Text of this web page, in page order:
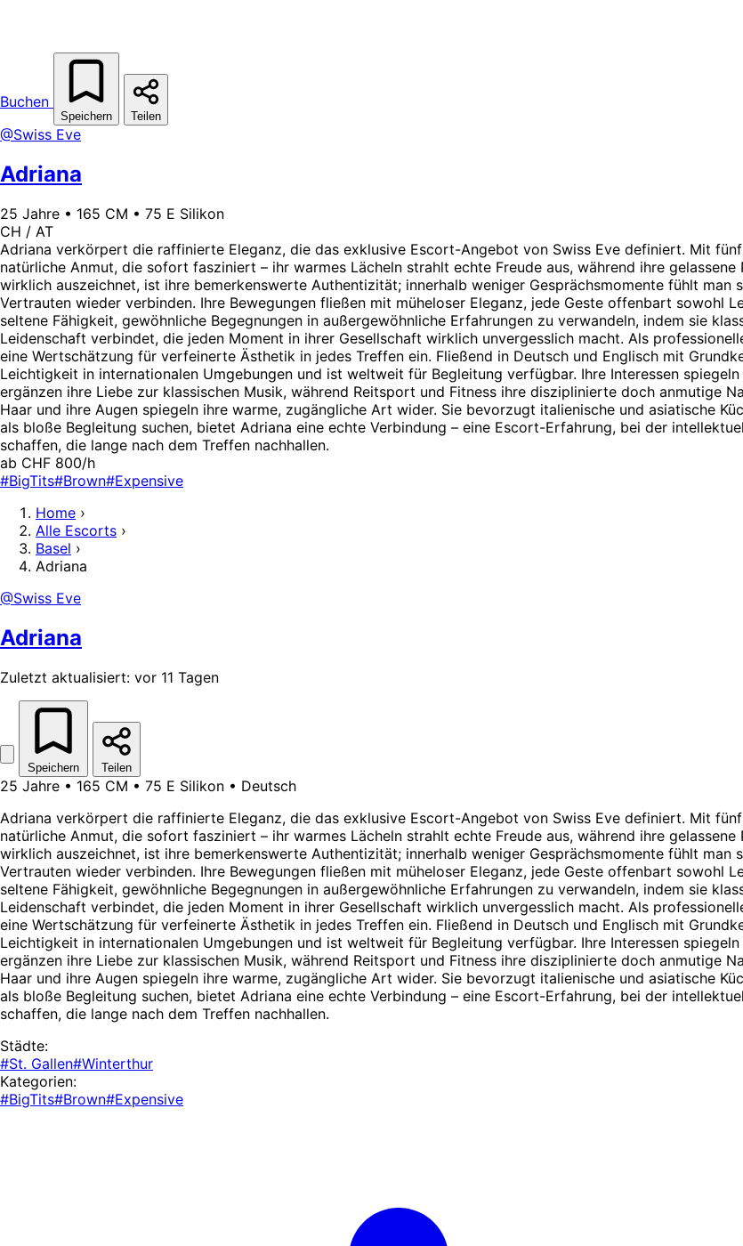
Buchen
Speichern Teilen
@Swiss Eve
Adriana
25 Jahre • 165 CM • 75 E Silikon
CH / AT
Adriana verkörpert die raffinierte Eleganz, die das exklusive Escort-Angebot von Swiss Eve definiert. Mit
natürliche Anmut, die sofort fasziniert – ihr warmes Lächeln strahlt echte Freude aus, während ihre
wirklich auszeichnet, ist ihre bemerkenswerte Authentizität; innerhalb weniger Gesprächsmomente fühlt
Vertrauten wieder verbinden. Ihre Bewegungen fließen mit müheloser Eleganz, jede Geste offenbart sowohl
seltene Fähigkeit, gewöhnliche Begegnungen in außergewöhnliche Erfahrungen zu verwandeln, indem sie
Leidenschaft verbindet, die jeden Moment in ihrer Gesellschaft wirklich unvergesslich macht. Als
eine Wertschätzung für verfeinerte Ästhetik in jedes Treffen ein. Fließend in Deutsch und Englisch mit
Leichtigkeit in internationalen Umgebungen und ist weltweit für Begleitung verfügbar. Ihre Interessen
ergänzen ihre Liebe zur klassischen Musik, während Reitsport und Fitness ihre disziplinierte doch anmutige
Haar und ihre Augen spiegeln ihre warme, zugängliche Art wider. Sie bevorzugt italienische und asiatische
als bloße Begleitung suchen, bietet Adriana eine echte Verbindung – eine Escort-Erfahrung, bei der
schaffen, die lange nach dem Treffen nachhallen.
ab CHF 800/h
#BigTits#Brown#Expensive
Home ›
Alle Escorts ›
Basel ›
Adriana
@Swiss Eve
Adriana
Zuletzt aktualisiert: vor 11 Tagen
Speichern Teilen
25 Jahre • 165 CM • 75 E Silikon • Deutsch
Adriana verkörpert die raffinierte Eleganz, die das exklusive Escort-Angebot von Swiss Eve definiert. Mit
natürliche Anmut, die sofort fasziniert – ihr warmes Lächeln strahlt echte Freude aus, während ihre
wirklich auszeichnet, ist ihre bemerkenswerte Authentizität; innerhalb weniger Gesprächsmomente fühlt
Vertrauten wieder verbinden. Ihre Bewegungen fließen mit müheloser Eleganz, jede Geste offenbart sowohl
seltene Fähigkeit, gewöhnliche Begegnungen in außergewöhnliche Erfahrungen zu verwandeln, indem sie
Leidenschaft verbindet, die jeden Moment in ihrer Gesellschaft wirklich unvergesslich macht. Als
eine Wertschätzung für verfeinerte Ästhetik in jedes Treffen ein. Fließend in Deutsch und Englisch mit
Leichtigkeit in internationalen Umgebungen und ist weltweit für Begleitung verfügbar. Ihre Interessen
ergänzen ihre Liebe zur klassischen Musik, während Reitsport und Fitness ihre disziplinierte doch anmutige
Haar und ihre Augen spiegeln ihre warme, zugängliche Art wider. Sie bevorzugt italienische und asiatische
als bloße Begleitung suchen, bietet Adriana eine echte Verbindung – eine Escort-Erfahrung, bei der
schaffen, die lange nach dem Treffen nachhallen.
Städte:
#St. Gallen#Winterthur
Kategorien:
#BigTits#Brown#Expensive